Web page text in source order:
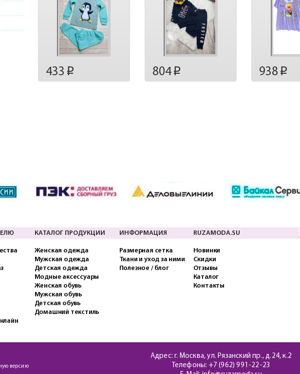
433 p 804p 938 p
КАТАЛОГ ПРОДУКЦИИ
Женская одежда
Мужская одежда
Детская одежда
Модные аксессуары
Женская обувь
Мужская обувь
Детская обувь
Домашний текстиль
ИНФОРМАЦИЯ
Размерная сетка
Ткани и уход за ними
Полезное / блог
RUZAMODA.SU
Новинки
Скидки
Отзывы
Каталог
Контакты
версию
Адрес: г. Москва, ул. Рязанский пр., д.24, к.2
Телефоны: +7 (962) 991-22-23